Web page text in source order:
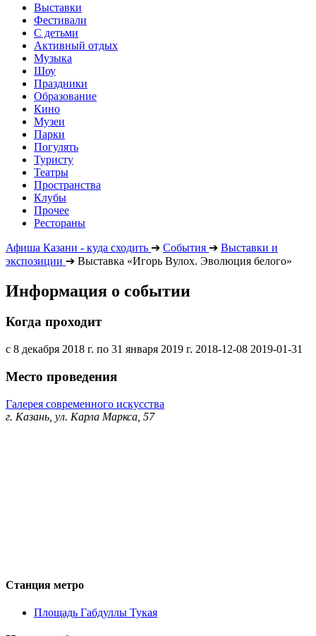
Выставки
Фестивали
С детьми
Активный отдых
Музыка
Шоу
Праздники
Образование
Кино
Музеи
Парки
Погулять
Туристу
Театры
Пространства
Клубы
Прочее
Рестораны
Афиша Казани - куда сходить ➔ События ➔ Выставки и
экспозиции ➔ Выставка «Игорь Вулох. Эволюция белого»
Информация о событии
Когда проходит
с 8 декабря 2018 г. по 31 января 2019 г. 2018-12-08 2019-01-31
Место проведения
Галерея современного искусства
г. Казань, ул. Карла Маркса, 57
Станция метро
Площадь Габдуллы Тукая